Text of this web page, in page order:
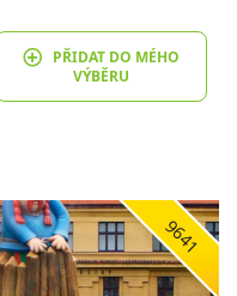
PŘIDAT DO MÉHO
VÝBĚRU
9641